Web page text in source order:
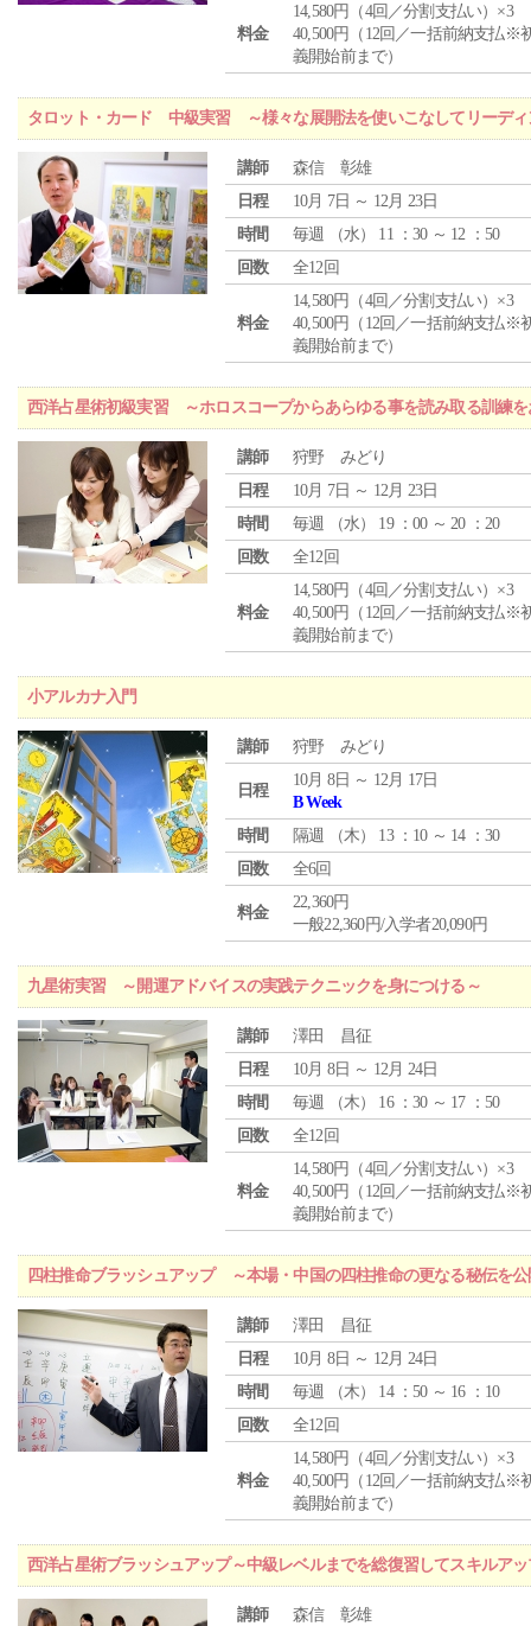
料金
14,580円（4回／分割支払い）×3
40,500円（12回／一括前納支払※
義開始前まで）
タロット・カード 中級実習 ～様々な展開法を使いこなしてリーディ
講師
森信 彰雄
日程
10月 7日 ～ 12月 23日
時間
毎週 （水） 11 ：30 ～ 12 ：50
回数
全12回
料金
14,580円（4回／分割支払い）×3
40,500円（12回／一括前納支払※
義開始前まで）
西洋占星術初級実習 ～ホロスコープからあらゆる事を読み取る訓練を
講師
狩野 みどり
日程
10月 7日 ～ 12月 23日
時間
毎週 （水） 19 ：00 ～ 20 ：20
回数
全12回
料金
14,580円（4回／分割支払い）×3
40,500円（12回／一括前納支払※
義開始前まで）
小アルカナ入門
講師 狩野 みどり
日程
10月 8日 ～ 12月 17日
B Week
時間
隔週 （木） 13 ：10 ～ 14 ：30
回数
全6回
料金
22,360円
一般22,360円/入学者20,090円
九星術実習 ～開運アドバイスの実践テクニックを身につける～
講師
澤田 昌征
日程
10月 8日 ～ 12月 24日
時間
毎週 （木） 16 ：30 ～ 17 ：50
回数
全12回
料金
14,580円（4回／分割支払い）×3
40,500円（12回／一括前納支払※
義開始前まで）
四柱推命ブラッシュアップ ～本場・中国の四柱推命の更なる秘伝を
講師
澤田 昌征
日程
10月 8日 ～ 12月 24日
時間
毎週 （木） 14 ：50 ～ 16 ：10
回数
全12回
料金
14,580円（4回／分割支払い）×3
40,500円（12回／一括前納支払※
義開始前まで）
西洋占星術ブラッシュアップ～中級レベルまでを総復習してスキルア
講師
森信 彰雄